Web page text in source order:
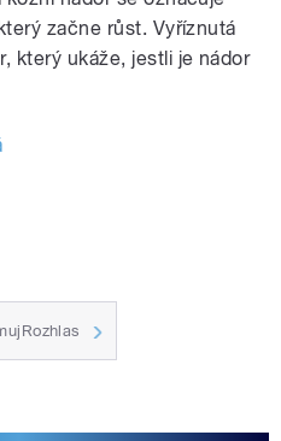
začne růst. Vyříznutá
který ukáže, jestli je nádor